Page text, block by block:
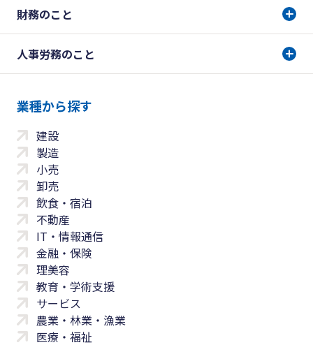
財務のこと
人事労務のこと
業種から探す
建設
製造
小売
卸売
飲食・宿泊
不動産
IT・情報通信
金融・保険
理美容
教育・学術支援
サービス
農業・林業・漁業
医療・福祉